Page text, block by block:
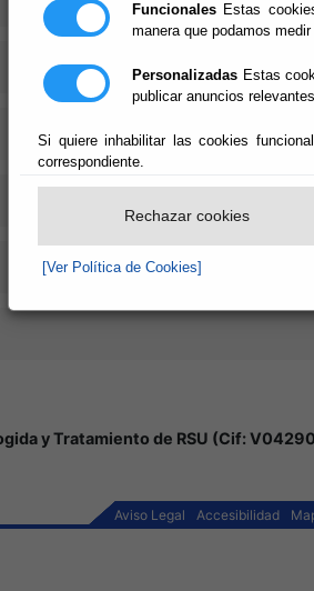
Funcionales Estas
manera que podamos
Personalizadas Estas
publicar anuncios
Si quiere inhabilitar las cookies
correspondiente.
Rechazar cookies
[Ver Política de Cookies]
y Tratamiento de RSU (Cif:
Aviso Legal Accesibilidad